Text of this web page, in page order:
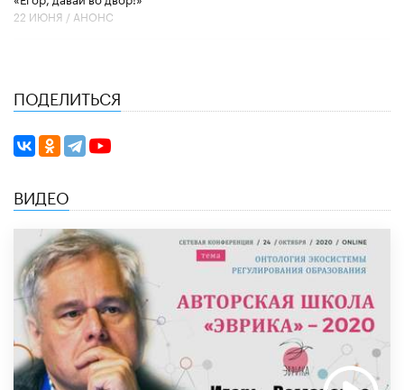
22 ИЮНЯ / АНОНС
ПОДЕЛИТЬСЯ
ВИДЕО